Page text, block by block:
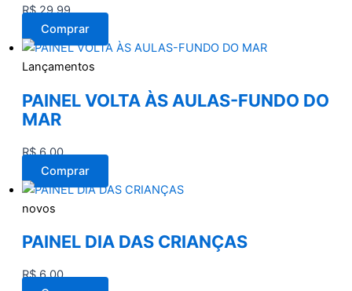
R$29,99
Comprar
Lançamentos
PAINEL VOLTA ÀS AULAS-FUNDO DO
MAR
R$6,00
Comprar
novos
PAINEL DIA DAS CRIANÇAS
R$6,00